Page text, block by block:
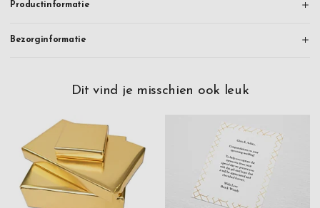
Productinformatie
Bezorginformatie
Dit vind je misschien ook leuk